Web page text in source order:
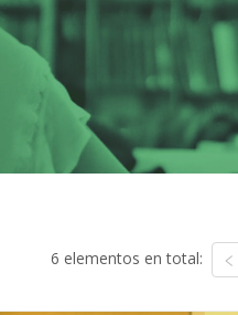
6 elementos en total: